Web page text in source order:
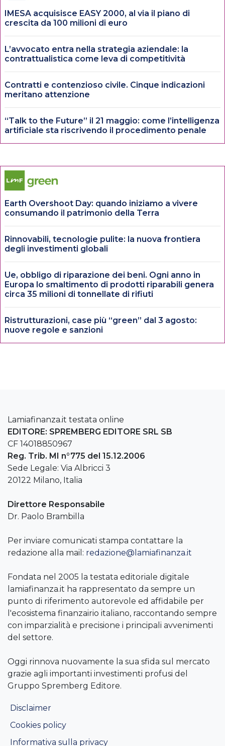
IMESA acquisisce EASY 2000, al via il piano di
crescita da 100 milioni di euro
L’avvocato entra nella strategia aziendale: la
contrattualistica come leva di competitività
Contratti e contenzioso civile. Cinque indicazioni
meritano attenzione
“Talk to the Future” il 21 maggio: come l’intelligenza
artificiale sta riscrivendo il procedimento penale
Earth Overshoot Day: quando iniziamo a vivere
consumando il patrimonio della Terra
Rinnovabili, tecnologie pulite: la nuova frontiera
degli investimenti globali
Ue, obbligo di riparazione dei beni. Ogni anno in
Europa lo smaltimento di prodotti riparabili genera
circa 35 milioni di tonnellate di rifiuti
Ristrutturazioni, case più “green” dal 3 agosto:
nuove regole e sanzioni
Lamiafinanza.it testata online
EDITORE: SPREMBERG EDITORE SRL SB
CF 14018850967
Reg. Trib. MI n°775 del 15.12.2006
Sede Legale: Via Albricci 3
20122 Milano, Italia
Direttore Responsabile
Dr. Paolo Brambilla
Per inviare comunicati stampa contattare la
redazione alla mail: redazione@lamiafinanza.it
Fondata nel 2005 la testata editoriale digitale
lamiafinanza.it ha rappresentato da sempre un
punto di riferimento autorevole ed affidabile per
l'ecosistema finanzairio italiano, raccontando sempre
con imparzialità e precisione i principali avvenimenti
del settore.
Oggi rinnova nuovamente la sua sfida sul mercato
grazie agli importanti investimenti profusi del
Gruppo Spremberg Editore.
Disclaimer
Cookies policy
Informativa sulla privacy